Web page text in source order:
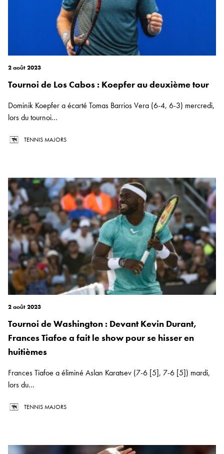
2 août 2023
Tournoi de Los Cabos : Koepfer au deuxième tour
Dominik Koepfer a écarté Tomas Barrios Vera (6-4, 6-3) mercredi,
lors du tournoi...
TENNIS MAJORS
2 août 2023
Tournoi de Washington : Devant Kevin Durant,
Frances Tiafoe a fait le show pour se hisser en
huitièmes
Frances Tiafoe a éliminé Aslan Karatsev (7-6 [5], 7-6 [5]) mardi,
lors du...
TENNIS MAJORS